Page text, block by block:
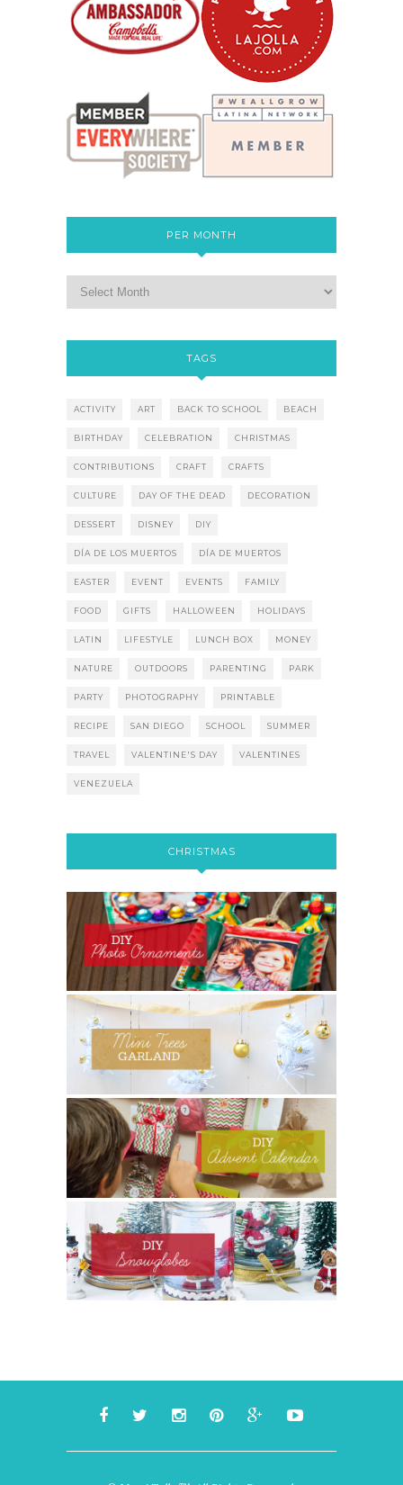
PER MONTH
TAGS
ACTIVITY ART BACK TO SCHOOL BEACH
BIRTHDAY CELEBRATION CHRISTMAS
CONTRIBUTIONS CRAFT CRAFTS
CULTURE DAY OF THE DEAD DECORATION
DESSERT DISNEY DIY
DÍA DE LOS MUERTOS DÍA DE MUERTOS
EASTER EVENT EVENTS FAMILY
FOOD GIFTS HALLOWEEN HOLIDAYS
LATIN LIFESTYLE LUNCH BOX MONEY
NATURE OUTDOORS PARENTING PARK
PARTY PHOTOGRAPHY PRINTABLE
RECIPE SAN DIEGO SCHOOL SUMMER
TRAVEL VALENTINE'S DAY VALENTINES
VENEZUELA
CHRISTMAS